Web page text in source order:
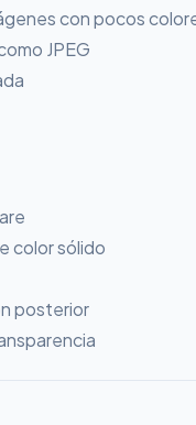
con pocos
JPEG
color sólido
posterior